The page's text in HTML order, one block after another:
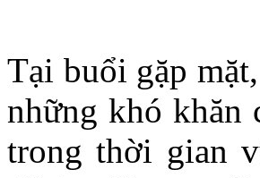
Tại buổi gặp
những khó khăn
trong thời gian